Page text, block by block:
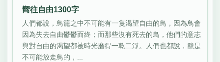
嚮往自由1300字
人們都說，鳥籠之中不可能有一隻渴望自由的鳥，因為鳥會
因為失去自由鬱鬱而終；而那些沒有死去的鳥，他們的意志
與對自由的渴望都被時光磨得一乾二淨。人們也都說，籠是
不可能放走鳥的，...